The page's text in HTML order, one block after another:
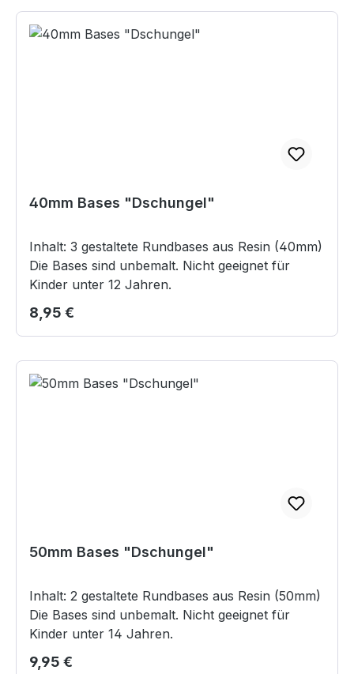
40mm Bases "Dschungel"
Inhalt: 3 gestaltete Rundbases aus Resin (40mm)
Die Bases sind unbemalt. Nicht geeignet für
Kinder unter 12 Jahren.
Regulärer Preis:
8,95 €
50mm Bases "Dschungel"
Inhalt: 2 gestaltete Rundbases aus Resin (50mm)
Die Bases sind unbemalt. Nicht geeignet für
Kinder unter 14 Jahren.
Regulärer Preis:
9,95 €